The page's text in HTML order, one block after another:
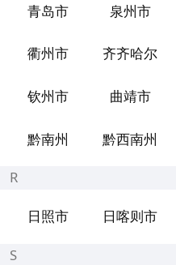
青岛市 泉州市
衢州市 齐齐哈尔
钦州市 曲靖市
黔南州 黔西南州
R
日照市 日喀则市
S